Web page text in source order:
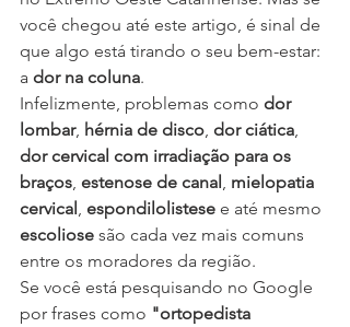
você chegou até este artigo, é sinal de
que algo está tirando o seu bem-estar:
a dor na coluna.
Infelizmente, problemas como dor
lombar, hérnia de disco dor ciática
dor cervical com irradiação para os
braços estenose de canal mielopatia
cervical espondilolistese e até mesmo
escoliose são cada vez mais comuns
entre os moradores da região.
Se você está pesquisando no Google
por frases como "ortopedista